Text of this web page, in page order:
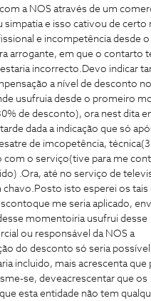
a NOS através de um
simpatia e isso cativou de certo
e incompetência desde o
arrogante, em que o contarto
incorrecto.Devo indicar
a nível de desconto
usufruia desde o promeiro
de desconto), ora nest dita
dada a indicação que só
de imcopetência,
com o serviço(tive para me
.Ora, até no serviço de
chavo.Posto isto esperei os tais
me seria aplicado,
momentoiria usufrui desse
ou responsável da NOS a
do desconto só seria possível
incluido, mais acrescenta que
se, deveacrescentar que os
esta entidade não tem